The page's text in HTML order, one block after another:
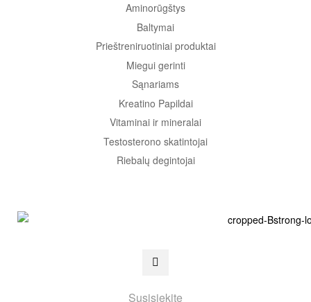
Susisiekite
Aminorūgštys
Baltymai
Prieštreniruotiniai produktai
Miegui gerinti
Sąnariams
Kreatino Papildai
Vitaminai ir mineralai
Testosterono skatintojai
Riebalų degintojai